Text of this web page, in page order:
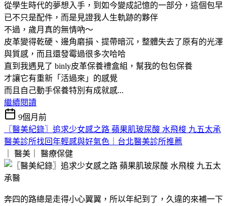
從學生時代的夢想入手，到如今變成記憶的一部分，這個包早
已不只是配件，而是見證我人生軌跡的夥伴
不過，歲月真的無情吶～
皮革變得乾硬、邊角磨損、提帶暗沉，整體失去了原有的光澤
與質感，而且還發霉過很多次哈哈
直到我遇見了 binly皮革保養禮盒組，幫我的包包保養
才讓它有重新「活過來」的感覺
而且自己動手保養特別有成就感...
繼續閱讀
9個月前
〖醫美紀錄〗追求少女感之路 蘋果肌玻尿酸 水飛梭 九五太承
醫美診所找回年輕感與好氣色｜台北醫美診所推薦
｜ 醫美｜ 醫療保健
奔四的路總是走得小心翼翼，所以年紀到了，久違的來補一下